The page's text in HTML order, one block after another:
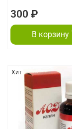
300 ₽
В корзину
Хит